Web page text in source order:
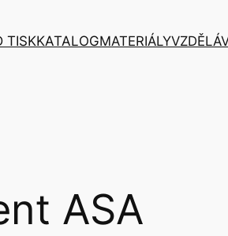
TISKKATALOGMATERIÁLY
ASA